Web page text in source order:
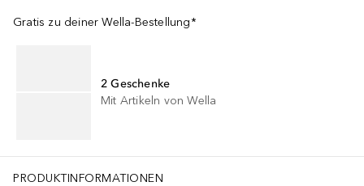
Gratis zu deiner Wella-Bestellung*
2 Geschenke
Mit Artikeln von Wella
PRODUKTINFORMATIONEN